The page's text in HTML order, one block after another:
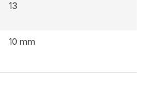
13
10 mm